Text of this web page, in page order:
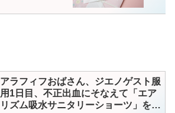
アラフィフおばさん、ジエノゲスト服
用1日目、不正出血にそなえて「エア
リズム吸水サニタリーショーツ」を使